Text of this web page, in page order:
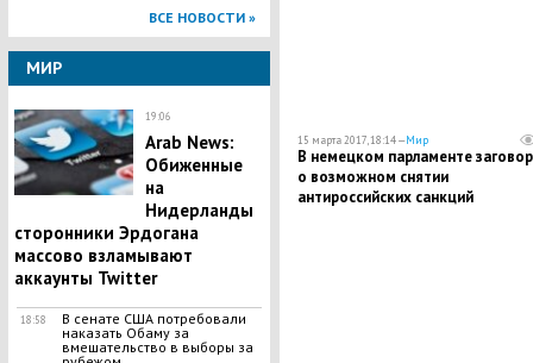
ВСЕ НОВОСТИ »
МИР
19:06
Arab News:
Обиженные
на
Нидерланды
сторонники Эрдогана
массово взламывают
аккаунты Twitter
18:58
В сенате США потребовали
наказать Обаму за
вмешательство в выборы за
15 марта 2017, 18:14 —Мир
В немецком парламенте
о возможном снятии
антироссийских санкций